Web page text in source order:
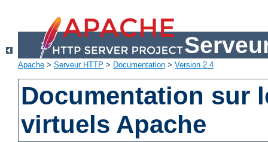
Apache > Serveur HTTP > Documentation > Version 2.4
Documentation sur
virtuels Apache